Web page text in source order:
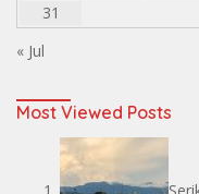
31
« Jul
Most Viewed Posts